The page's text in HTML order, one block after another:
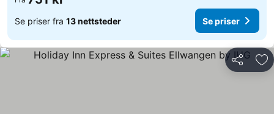
Se priser fra 13 nettsteder Se priser
Del